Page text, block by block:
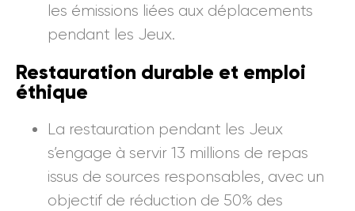
les émissions liées aux déplacements
pendant les Jeux.
Restauration durable et emploi
éthique
La restauration pendant les Jeux
s’engage à servir 13 millions de repas
issus de sources responsables, avec un
objectif de réduction de 50% des